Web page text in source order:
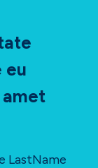
eu
LastName